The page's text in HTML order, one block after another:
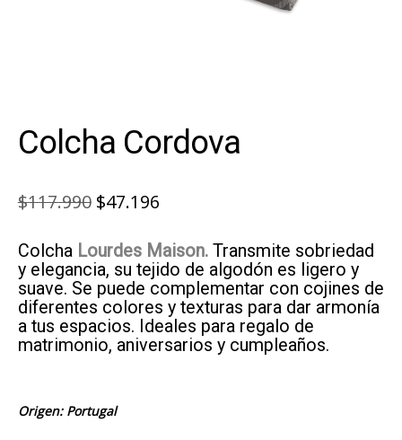
Colcha Cordova
$117.990 El
original
era:
$117.990.
$47.196El
actual
es:
$47.196.
Colcha Lourdes Maison. Transmite sobriedad
y elegancia, su tejido de algodón es ligero y
suave. Se puede complementar con cojines de
diferentes colores y texturas para dar armonía
a tus espacios. Ideales para regalo de
matrimonio, aniversarios y cumpleaños.
Origen: Portugal